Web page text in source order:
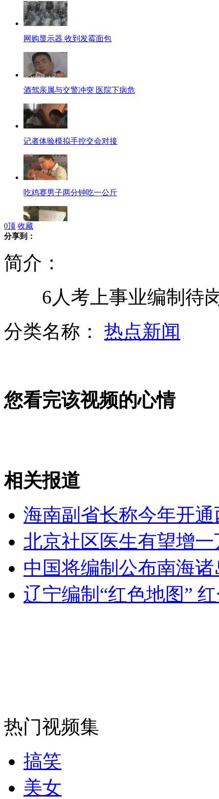
网购显示器 收到发霉面包
酒驾亲属与交警冲突 医院下病危
记者体验模拟手控交会对接
吃鸡赛男子两分钟吃一公斤
手控对接前 关好天宫大门是关键
大衣哥朱之文走穴不忘家中地
山西运城恶犬咬伤多人 警民合力深夜将其击毙
女孩北京地铁殴打老人 痛下狠手拳打脚踢
安徽一实载49人客车翻车
走！跟着总书记去植树
0顶 收藏
分享到：
简介：
6人考上事业编制待岗
分类名称： 热点新闻
您看完该视频的心情
相关报道
海南副省长称今年开
北京社区医生有望增
中国将编制公布南海
辽宁编制“红色地图”
热门视频集
搞笑
美女